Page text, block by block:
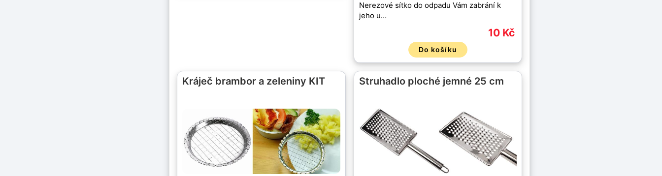
Nerezové sítko do odpadu Vám zabrání k
jeho u…
10 Kč
Do košíku
Kráječ brambor a zeleniny KIT Struhadlo ploché jemné 25 cm